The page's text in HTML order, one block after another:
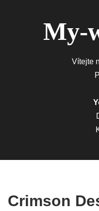
My-
Vítejte
Crimson